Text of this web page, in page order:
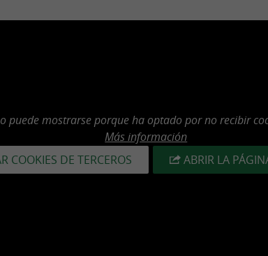
puede mostrarse porque ha optado por no recibir
Más información
COOKIES DE TERCEROS
ABRIR LA